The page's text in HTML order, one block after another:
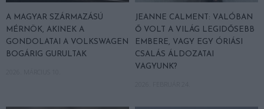
A MAGYAR SZÁRMAZÁSÚ
MÉRNÖK, AKINEK A
GONDOLATAI A VOLKSWAGEN
BOGÁRIG GURULTAK
JEANNE CALMENT: VALÓBAN
Ő VOLT A VILÁG LEGIDŐSEBB
EMBERE, VAGY EGY ÓRIÁSI
CSALÁS ÁLDOZATAI
VAGYUNK?